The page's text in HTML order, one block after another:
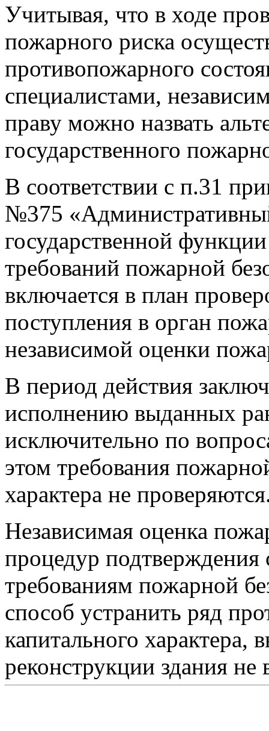
Учитывая, что в ходе
пожарного риска
противопожарного
специалистами,
праву можно назвать
государственного
В соответствии с п.31
№375
государственной
требований пожарной
включается в план
поступления в орган
независимой оценки
В период действия
исполнению выданных
исключительно по
этом требования
характера не
Независимая оценка
процедур подтверждения
требованиям пожарной
способ устранить ряд
капитального характера,
реконструкции здания